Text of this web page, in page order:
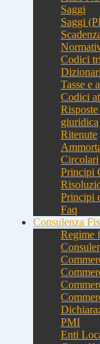
Saggi
Saggi
Codici
Tasse e
Codici
giuridica
Ritenute
Circolari
Principi
Principi
Faq
Consulenza
Regime
PMI
Enti